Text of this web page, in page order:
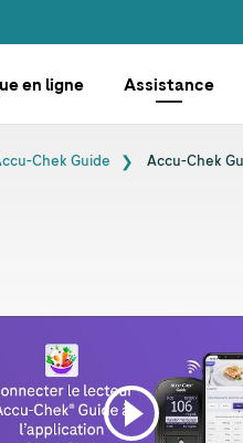
en ligne Assistance
Chek Guide Accu-Chek